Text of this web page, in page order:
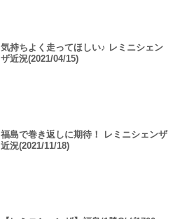
気持ちよく走ってほしい♪ レミニシェン
ザ近況(2021/04/15)
福島で巻き返しに期待！ レミニシェンザ
近況(2021/11/18)